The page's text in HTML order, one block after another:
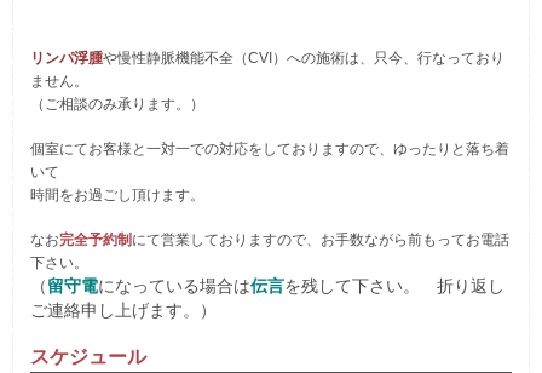
リンパ浮腫や慢性静脈機能不全（CVI）への施術は、只今、行なっており
ません。
（ご相談のみ承ります。）
個室にてお客様と一対一での対応をしておりますので、ゆったりと落ち着
いて
時間をお過ごし頂けます。
なお完全予約制 にて営業しておりますので、お手数ながら前もってお電話
下さい。
（留守電になっている場合は伝言を残して下さい。 折り返し
ご連絡申し上げます。）
スケジュール